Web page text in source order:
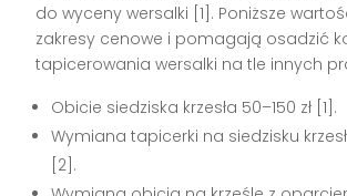
do wyceny wersalki [1]. Poniższe
zakresy cenowe i pomagają osadzić
tapicerowania wersalki na tle innych
Obicie siedziska krzesła 50–150 zł [1].
Wymiana tapicerki na siedzisku
[2].